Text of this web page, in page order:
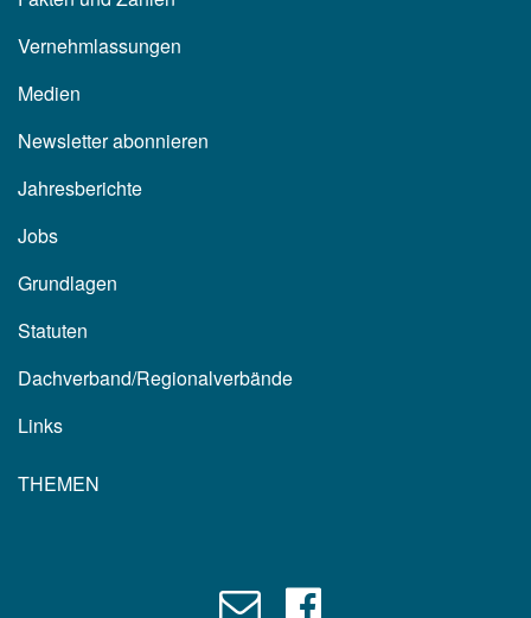
Vernehmlassungen
Medien
Newsletter abonnieren
Jahresberichte
Jobs
Grundlagen
Statuten
Dachverband/Regionalverbände
Links
THEMEN